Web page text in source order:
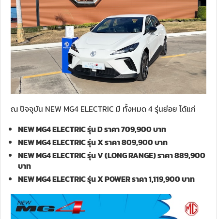
ณ ปัจจุบัน NEW MG4 ELECTRIC มี ทั้งหมด 4 รุ่นย่อย ได้แก่
NEW MG4 ELECTRICรุ่นDราคา 709,900บาท
NEW MG4 ELECTRICรุ่นXราคา809,900บาท
NEW MG4 ELECTRICรุ่นV (LONG RANGE)ราคา 889,900
บาท
NEW MG4 ELECTRICรุ่นX POWERราคา1,119,900บาท